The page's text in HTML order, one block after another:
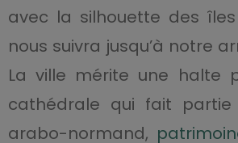
avec la silhouette des îles
nous suivra jusqu’à notre
La ville mérite une halte
cathédrale qui fait partie
arabo-normand,